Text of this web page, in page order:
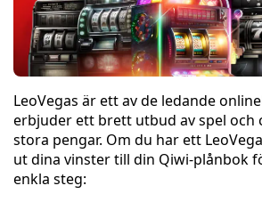
LeoVegas är ett av de ledande
erbjuder ett brett utbud av spel och
stora pengar. Om du har ett
ut dina vinster till din Qiwi-plånbok
enkla steg: